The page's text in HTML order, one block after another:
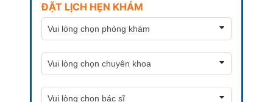
ĐẶT LỊCH HẸN KHÁM